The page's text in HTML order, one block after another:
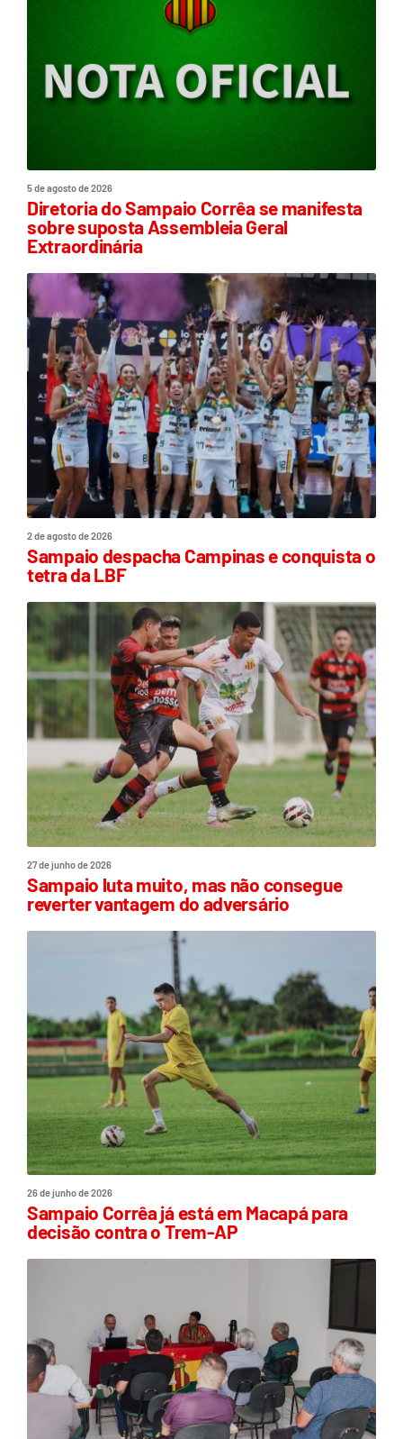
5 de agosto de 2026
Diretoria do Sampaio Corrêa se manifesta
sobre suposta Assembleia Geral
Extraordinária
2 de agosto de 2026
Sampaio despacha Campinas e conquista o
tetra da LBF
27 de junho de 2026
Sampaio luta muito, mas não consegue
reverter vantagem do adversário
26 de junho de 2026
Sampaio Corrêa já está em Macapá para
decisão contra o Trem-AP